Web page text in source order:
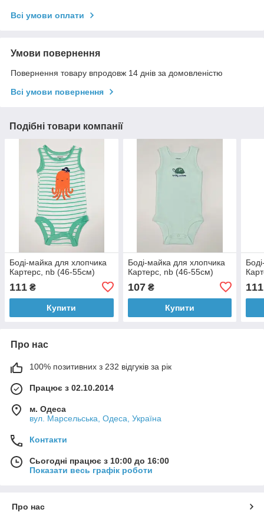
Всі умови оплати
Умови повернення
Повернення товару впродовж 14 днів за домовленістю
Всі умови повернення
Подібні товари компанії
Боді-майка для хлопчика
Картерс, nb (46-55см)
111 ₴
Купити
Боді-майка для хлопчика
Картерс, nb (46-55см)
107₴
Купити
111
Про нас
100% позитивних з 232 відгуків за рік
Працює з 02.10.2014
м. Одеса
вул. Марсельська, Одеса, Україна
Контакти
Сьогодні працює з 10:00 до 16:00
Показати весь графік роботи
Про нас